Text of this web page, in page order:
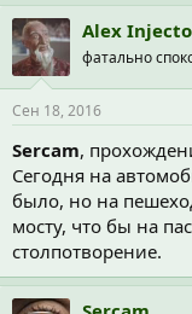
Alex
фатально
Сен 18, 2016
Sercam,
Сегодня на
было, но на
мосту, что бы на
столпотворение.